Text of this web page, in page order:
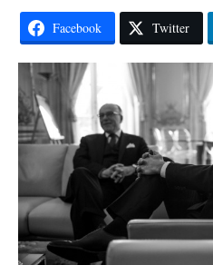
Facebook Twitter